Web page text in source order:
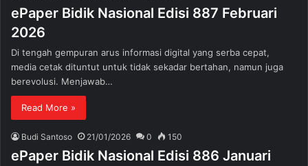
ePaper Bidik Nasional Edisi 887 Februari
2026
Di tengah gempuran arus informasi digital yang serba cepat,
media cetak dituntut untuk tidak sekadar bertahan, namun juga
berevolusi. Menjawab…
Read More »
Budi Santoso 21/01/2026 0 150
ePaper Bidik Nasional Edisi 886 Januari